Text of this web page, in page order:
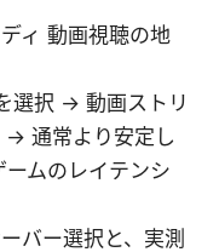
ィ 動画視聴の地
選択 → 動画ストリ
→ 通常より安定し
ムのレイテンシ
バー選択と、実測